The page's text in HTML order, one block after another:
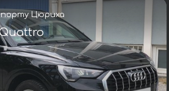
Цюриха
Quattro